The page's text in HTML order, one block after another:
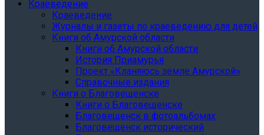
Краеведение
Краеведение
Журналы и газеты по краеведению для детей
Книги об Амурской области
Книги об Амурской области
История Приамурья
Проект «Кланяюсь земле Амурской»
Справочные издания
Книги о Благовещенске
Книги о Благовещенске
Благовещенск в фотоальбомах
Благовещенск исторический